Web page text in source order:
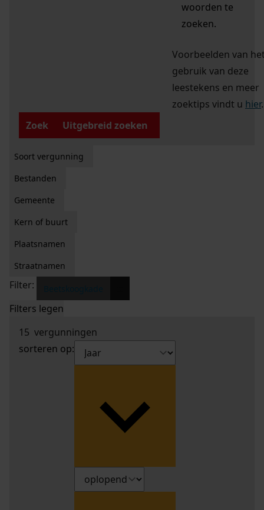
woorden te
zoeken.
Voorbeelden van
gebruik van deze
leestekens en meer
zoektips vindt u hier.
Zoek
Uitgebreid zoeken
Soort vergunning
Bestanden
Gemeente
Kern of buurt
Plaatsnamen
Straatnamen
Filter:
Filters legen
15 vergunningen
sorteren op: